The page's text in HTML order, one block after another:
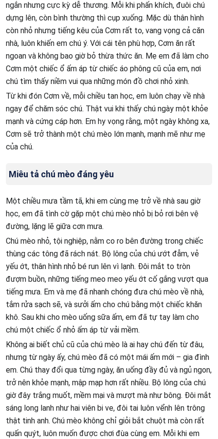
ngắn nhưng cực kỳ dễ thương. Mỗi khi phấn khích, đuôi chú
dựng lên, còn bình thường thì cụp xuống. Mặc dù thân hình
còn nhỏ nhưng tiếng kêu của Cơm rất to, vang vọng cả căn
nhà, luôn khiến em chú ý. Với cái tên phù hợp, Cơm ăn rất
ngoan và không bao giờ bỏ thừa thức ăn. Mẹ em đã làm cho
Cơm một chiếc ổ ấm áp từ chiếc áo phông cũ của em, nơi
chú tìm thấy niềm vui qua những món đồ chơi nhỏ xinh.
Từ khi đón Cơm về, mỗi chiều tan học, em luôn chạy về nhà
ngay để chăm sóc chú. Thật vui khi thấy chú ngày một khỏe
mạnh và cứng cáp hơn. Em hy vọng rằng, một ngày không xa,
Cơm sẽ trở thành một chú mèo lớn mạnh, mạnh mẽ như mẹ
của chú.
Miêu tả chú mèo đáng yêu
Một chiều mưa tầm tã, khi em cùng mẹ trở về nhà sau giờ
học, em đã tình cờ gặp một chú mèo nhỏ bị bỏ rơi bên vệ
đường, lặng lẽ giữa cơn mưa.
Chú mèo nhỏ, tội nghiệp, nằm co ro bên đường trong chiếc
thùng các tông đã rách nát. Bộ lông của chú ướt đẫm, vẻ
yếu ớt, thân hình nhỏ bé run lên vì lạnh. Đôi mắt to tròn
đượm buồn, những tiếng meo meo yếu ớt cố gắng vượt qua
tiếng mưa. Em và mẹ đã nhanh chóng đưa chú mèo về nhà,
tắm rửa sạch sẽ, và sưởi ấm cho chú bằng một chiếc khăn
khô. Sau khi cho mèo uống sữa ấm, em đã tự tay làm cho
chú một chiếc ổ nhỏ ấm áp từ vải mềm.
Không ai biết chủ cũ của chú mèo là ai hay chú đến từ đâu,
nhưng từ ngày ấy, chú mèo đã có một mái ấm mới – gia đình
em. Chú thay đổi qua từng ngày, ăn uống đầy đủ và ngủ ngon,
trở nên khỏe mạnh, mập mạp hơn rất nhiều. Bộ lông của chú
giờ đây trắng muốt, mềm mại và mượt mà như bông. Đôi mắt
sáng long lanh như hai viên bi ve, đôi tai luôn vểnh lên trông
thật tinh anh. Chú mèo không chỉ giỏi bắt chuột mà còn rất
quấn quýt, luôn muốn được chơi đùa cùng em. Mỗi khi em